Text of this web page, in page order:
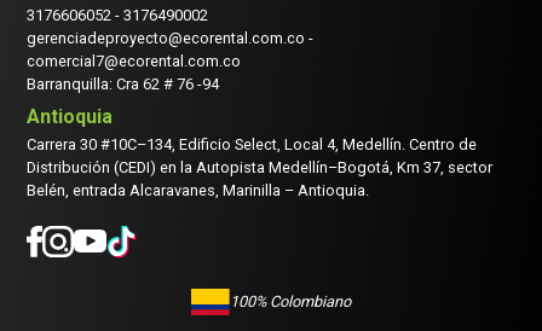
3176606052 -3176490002
gerenciadeproyecto@ecorental.com.co -
comercial7@ecorental.com.co
Barranquilla: Cra 62 # 76 -94
Antioquia
Carrera 30 #10C–134, Edificio Select, Local 4, Medellín. Centro de
Distribución (CEDI) en la Autopista Medellín–Bogotá, Km 37, sector
Belén, entrada Alcaravanes, Marinilla – Antioquia.
100% Colombiano